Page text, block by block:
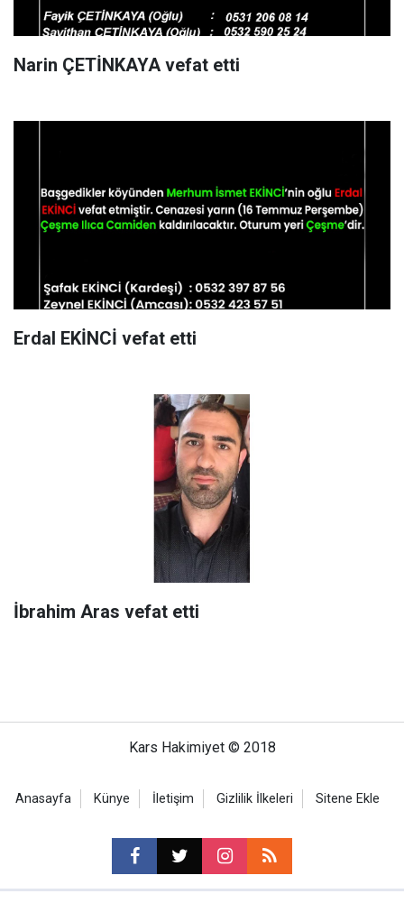
Narin ÇETİNKAYA vefat etti
Erdal EKİNCİ vefat etti
İbrahim Aras vefat etti
Kars Hakimiyet © 2018
Anasayfa Künye İletişim Gizlilik İlkeleri Sitene Ekle